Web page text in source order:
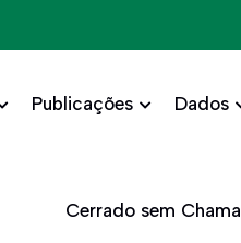
Publicações Dados
Cerrado sem Chama